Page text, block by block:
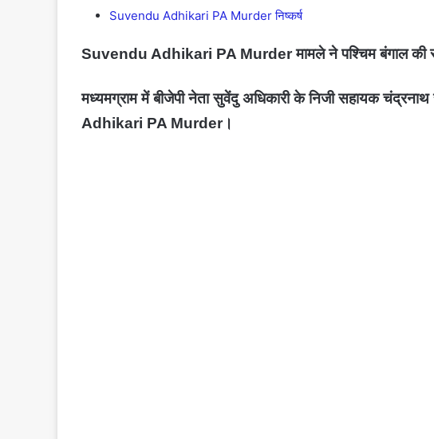
Suvendu Adhikari PA Murder निष्कर्ष
Suvendu Adhikari PA Murder मामले ने पश्चिम बंगाल की
मध्यमग्राम में बीजेपी नेता सुवेंदु अधिकारी के निजी सहायक
Adhikari PA Murder।